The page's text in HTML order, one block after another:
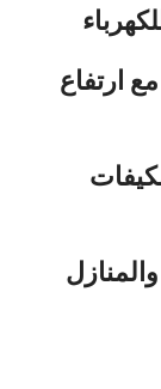
ارتفاع